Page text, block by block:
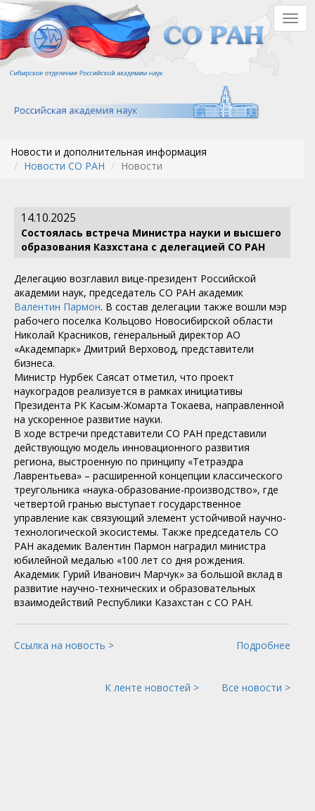
Перейти
к
основному
содержанию
Новости и дополнительная информация
Новости СО РАН
Новости
14.10.2025
Состоялась встреча Министра науки и высшего
образования Казхстана с делегацией СО РАН
Делегацию возглавил вице-президент Российской
академии наук, председатель СО РАН академик
Валентин Пармон. В состав делегации также вошли мэр
рабочего поселка Кольцово Новосибирской области
Николай Красников, генеральный директор АО
«Академпарк» Дмитрий Верховод, представители
бизнеса.
Министр Нурбек Саясат отметил, что проект
наукоградов реализуется в рамках инициативы
Президента РК Касым-Жомарта Токаева, направленной
на ускоренное развитие науки.
В ходе встречи представители СО РАН представили
действующую модель инновационного развития
региона, выстроенную по принципу «Тетраэдра
Лаврентьева» – расширенной концепции классического
треугольника «наука-образование-производство», где
четвертой гранью выступает государственное
управление как связующий элемент устойчивой научно-
технологической экосистемы. Также председатель СО
РАН академик Валентин Пармон наградил министра
юбилейной медалью «100 лет со дня рождения.
Академик Гурий Иванович Марчук» за большой вклад в
развитие научно-технических и образовательных
взаимодействий Республики Казахстан с СО РАН.
Ссылка на новость > Подробнее
К ленте новостей > Все новости >